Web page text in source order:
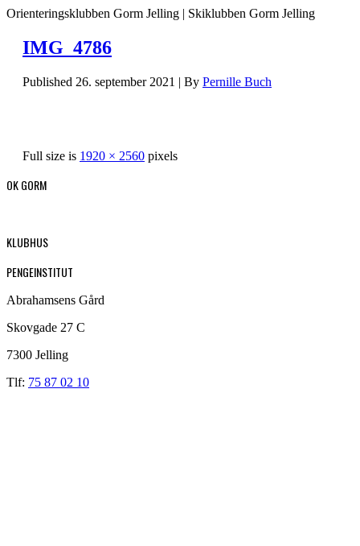
Orienteringsklubben Gorm Jelling | Skiklubben Gorm Jelling
IMG_4786
Published 26. september 2021 | By Pernille Buch
Full size is 1920 × 2560 pixels
OK GORM
KLUBHUS
PENGEINSTITUT
Abrahamsens Gård
Skovgade 27 C
7300 Jelling
Tlf: 75 87 02 10